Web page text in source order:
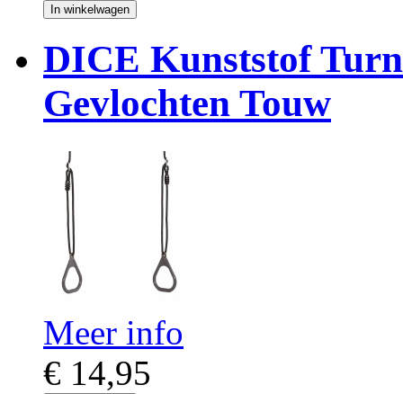
In winkelwagen
DICE Kunststof
Gevlochten Touw
Meer info
€ 14,95